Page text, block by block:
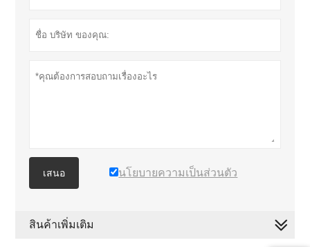
เสนอ นโยบายความเป็นส่วนตัว
สินค้าเพิ่มเติม